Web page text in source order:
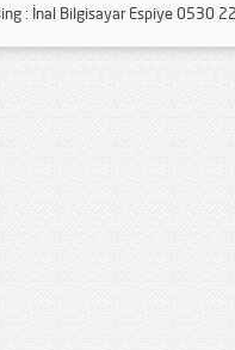
: İnal Bilgisayar Espiye 0530